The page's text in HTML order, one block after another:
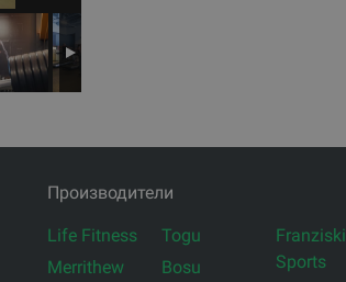
Производители
Life Fitness
Merrithew
Togu
Bosu
Franziski
Sports